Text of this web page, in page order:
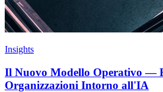
Insights
Il Nuovo Modello Operativo —
Organizzazioni Intorno all'IA